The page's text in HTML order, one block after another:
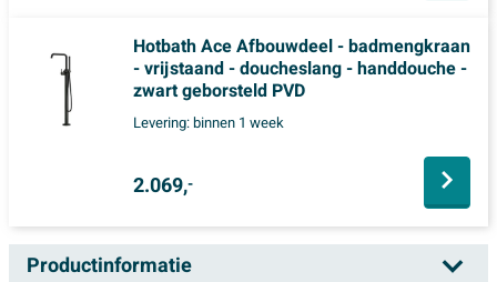
Hotbath Ace Afbouwdeel - badmengkraan
- vrijstaand - doucheslang - handdouche -
zwart geborsteld PVD
Levering:binnen 1 week
2.069,-
Productinformatie